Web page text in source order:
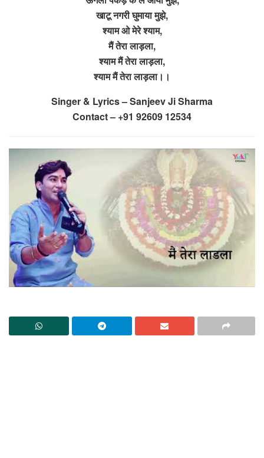
खाटू नगरी घुमाया मुझे,
श्याम ओ मेरे श्याम,
मैं तेरा लाड़ला,
श्याम मैं तेरा लाड़ला,
श्याम मैं तेरा लाड़ला।।
Singer & Lyrics – Sanjeev Ji Sharma
Contact – +91 92609 12534